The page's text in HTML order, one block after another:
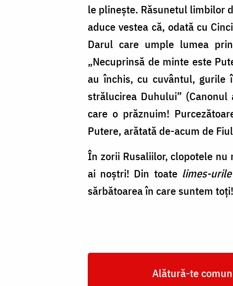
le plinește. Răsunetul limbilor
aduce vestea că, odată cu
Darul care umple lumea
„Necuprinsă de minte este
au închis, cu cuvântul, gurile
strălucirea Duhului”
care o prăznuim!
Putere, arătată de-acum de
În zorii Rusaliilor, clopotele nu
ai noștri! Din toate limes-urile
sărbătoarea în care suntem toți!
Alătură-te